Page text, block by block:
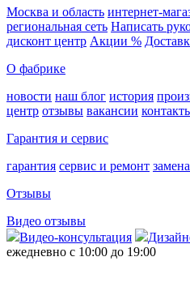
Москва и область интернет-
региональная сеть Написать
дисконт центр Акции %
О фабрике
новости наш блог история
центр отзывы вакансии
Гарантия и сервис
гарантия сервис и ремонт
Отзывы
Видео отзывы
Видео-консультация
ежедневно с 10:00 до 19:00